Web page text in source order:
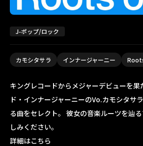
J-ポップ/ロック
カモシタサラ インナージャーニー
キングレコードからメジャーデビューを
ド・インナージャーニーのVo.カモシタサ
る曲をセレクト。 彼女の音楽ルーツを辿
しみください。
詳細はこちら